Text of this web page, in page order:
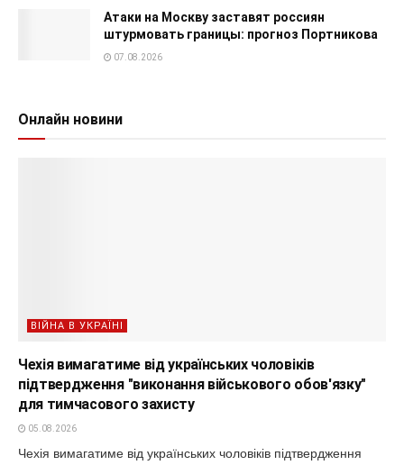
Атаки на Москву заставят россиян
штурмовать границы: прогноз Портникова
07.08.2026
Онлайн новини
ВІЙНА В УКРАЇНІ
Чехія вимагатиме від українських чоловіків
підтвердження "виконання військового обов'язку"
для тимчасового захисту
05.08.2026
Чехія вимагатиме від українських чоловіків підтвердження